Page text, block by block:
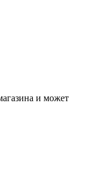
и может